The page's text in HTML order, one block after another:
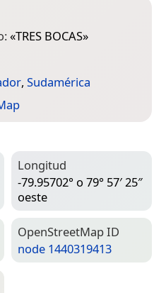
«TRES BOCAS»
, Sudamérica
Longitud
-79.95702° o 79° 57′ 25″
oeste
Open­Street­Map ID
node 1440319413